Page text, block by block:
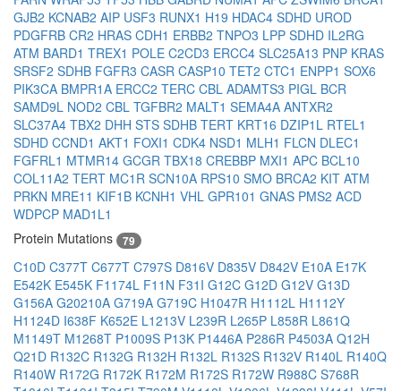
GJB2 KCNAB2 AIP USF3 RUNX1 H19 HDAC4 SDHD UROD
PDGFRB CR2 HRAS CDH1 ERBB2 TNPO3 LPP SDHD IL2RG
ATM BARD1 TREX1 POLE C2CD3 ERCC4 SLC25A13 PNP KRAS
SRSF2 SDHB FGFR3 CASR CASP10 TET2 CTC1 ENPP1 SOX6
PIK3CA BMPR1A ERCC2 TERC CBL ADAMTS3 PIGL BCR
SAMD9L NOD2 CBL TGFBR2 MALT1 SEMA4A ANTXR2
SLC37A4 TBX2 DHH STS SDHB TERT KRT16 DZIP1L RTEL1
SDHD CCND1 AKT1 FOXI1 CDK4 NSD1 MLH1 FLCN DLEC1
FGFRL1 MTMR14 GCGR TBX18 CREBBP MXI1 APC BCL10
COL11A2 TERT MC1R SCN10A RPS10 SMO BRCA2 KIT ATM
PRKN MRE11 KIF1B KCNH1 VHL GPR101 GNAS PMS2 ACD
WDPCP MAD1L1
Protein Mutations
79
C10D C377T C677T C797S D816V D835V D842V E10A E17K
E542K E545K F1174L F11N F31I G12C G12D G12V G13D
G156A G20210A G719A G719C H1047R H1112L H1112Y
H1124D I638F K652E L1213V L239R L265P L858R L861Q
M1149T M1268T P1009S P13K P1446A P286R P4503A Q12H
Q21D R132C R132G R132H R132L R132S R132V R140L R140Q
R140W R172G R172K R172M R172S R172W R988C S768R